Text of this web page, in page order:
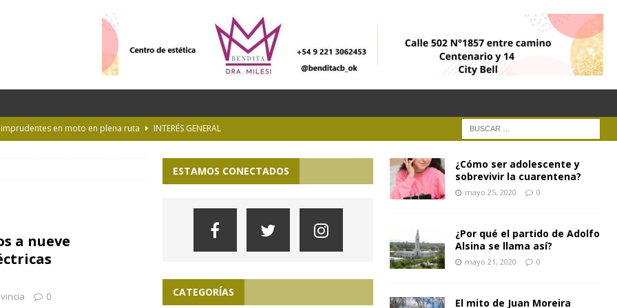
en moto en plena ruta
INTERÉS GENERAL
Provincia hasta el 13 de agosto de 2026
a nueve
0
ESTAMOS CONECTADOS
CATEGORÍAS
¿Cómo ser adolescente y
sobrevivir la cuarentena?
mayo 25, 2020 0
¿Por qué el partido de Adolfo
Alsina se llama así?
mayo 21, 2020 0
El mito de Juan Moreira